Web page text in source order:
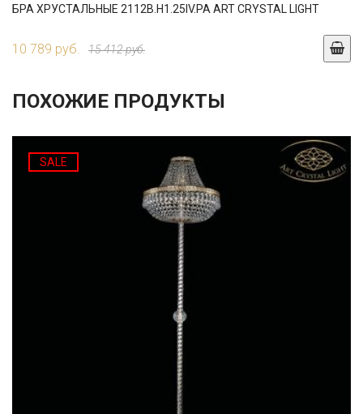
БРА ХРУСТАЛЬНЫЕ 2112B.H1.25IV.PA ART CRYSTAL LIGHT
10 789 руб. 15 412 руб.
ПОХОЖИЕ ПРОДУКТЫ
SALE